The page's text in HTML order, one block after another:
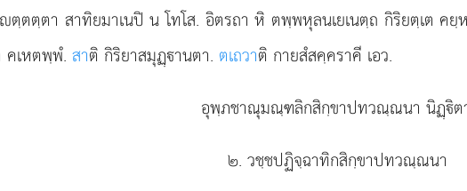
ตฺตตฺตา สาทิยมาเนปิ น โทโส. อิตรถา หิ ตพฺพหุลนเยเนตฺถ กิริยตฺเต
คเหตพฺพํ. สาติ กิริยาสมุฏฺานตา. ตเถวาติ กายสํสคฺคราคี เอว.
อุพฺภชาณุมณฺฑลิกสิกฺขาปทวณฺณนา นิฏฺิต
๒. วชฺชปฏิจฺฉาทิกสิกฺขาปทวณฺณนา